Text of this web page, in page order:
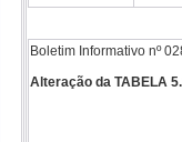
Boletim Informativo nº
Alteração da TABELA